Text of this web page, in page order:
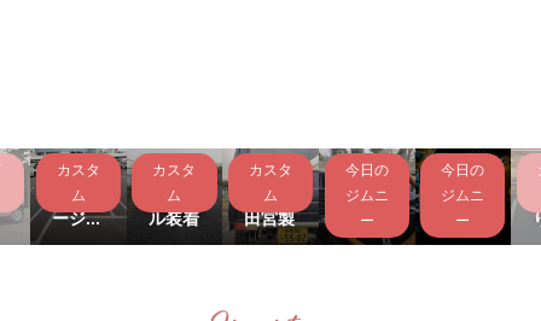
カスタ
ム
ショー
ワガレ
ージ...
カスタ
ム
KAWA
IIグリ
ル装着
カスタ
ム
田宮製
今日の
ジムニ
ー
MOM
O Su
per I...
今日の
ジムニ
ー
立駐リ
フレク
ション